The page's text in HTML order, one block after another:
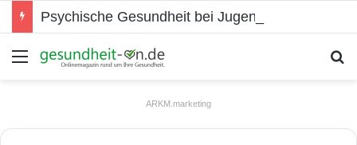
Psychische Gesundheit bei Jugendlichen
Menü
ARKM.marketing